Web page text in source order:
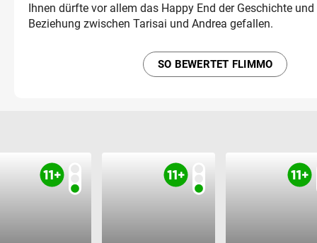
Ihnen dürfte vor allem das Happy End der Geschichte
Beziehung zwischen Tarisai und Andrea gefallen.
SO BEWERTET FLIMMO